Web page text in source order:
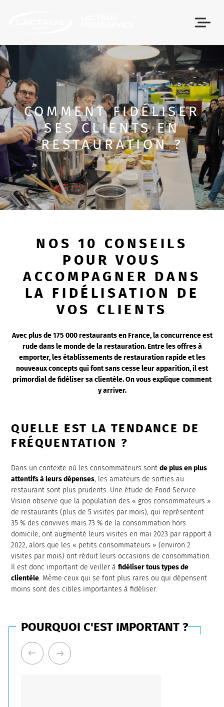
COMMENT FIDÉLISER
SES CLIENTS EN
RESTAURATION ?
NOS 10 CONSEILS
POUR VOUS
ACCOMPAGNER DANS
LA FIDÉLISATION DE
VOS CLIENTS
Avec plus de 175 000 restaurants en France, la concurrence est
rude dans le monde de la restauration. Entre les offres à
emporter, les établissements de restauration rapide et les
nouveaux concepts qui font sans cesse leur apparition, il est
primordial de fidéliser sa clientèle. On vous explique comment
y arriver.
QUELLE EST LA TENDANCE DE
FRÉQUENTATION ?
Dans un contexte où les consommateurs sontde plus en plus
attentifs à leurs dépenses, les amateurs de sorties au
restaurant sont plus prudents. Une étude de Food Service
Vision observe que la population des « gros consommateurs »
de restaurants (plus de 5 visites par mois), qui représentent
35 % des convives mais 73 % de la consommation hors
domicile, ont augmenté leurs visites en mai 2023 par rapport à
2022, alors que les « petits consommateurs » (environ 2
visites par mois) ont réduit leurs occasions de consommation.
Il est donc important de veiller àfidéliser tous types de
clientèle. Même ceux qui se font plus rares ou qui dépensent
moins sont des cibles importantes à fidéliser.
POURQUOI C'EST IMPORTANT ?